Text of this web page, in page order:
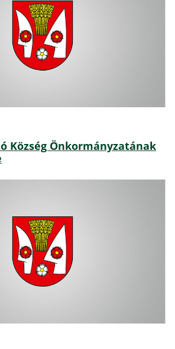
Község Önkormányzatának